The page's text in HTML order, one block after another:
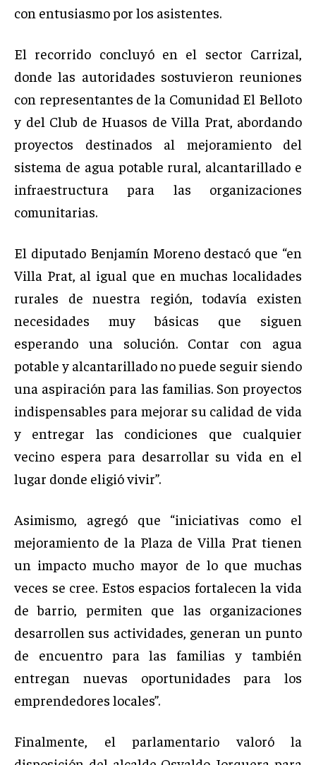
con entusiasmo por los asistentes.
El recorrido concluyó en el sector Carrizal,
donde las autoridades sostuvieron reuniones
con representantes de la Comunidad El Belloto
y del Club de Huasos de Villa Prat, abordando
proyectos destinados al mejoramiento del
sistema de agua potable rural, alcantarillado e
infraestructura para las organizaciones
comunitarias.
El diputado Benjamín Moreno destacó que “en
Villa Prat, al igual que en muchas localidades
rurales de nuestra región, todavía existen
necesidades muy básicas que siguen
esperando una solución. Contar con agua
potable y alcantarillado no puede seguir siendo
una aspiración para las familias. Son proyectos
indispensables para mejorar su calidad de vida
y entregar las condiciones que cualquier
vecino espera para desarrollar su vida en el
lugar donde eligió vivir”.
Asimismo, agregó que “iniciativas como el
mejoramiento de la Plaza de Villa Prat tienen
un impacto mucho mayor de lo que muchas
veces se cree. Estos espacios fortalecen la vida
de barrio, permiten que las organizaciones
desarrollen sus actividades, generan un punto
de encuentro para las familias y también
entregan nuevas oportunidades para los
emprendedores locales”.
Finalmente, el parlamentario valoró la